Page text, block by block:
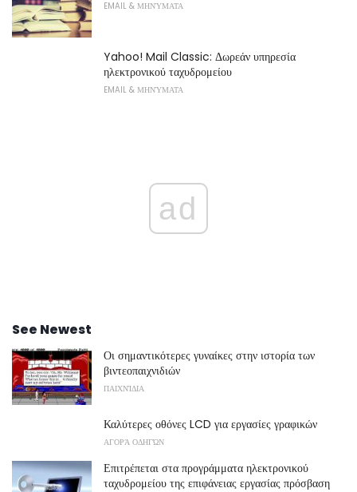
EMAIL & ΜΗΝΎΜΑΤΑ
Yahoo! Mail Classic: Δωρεάν υπηρεσία
ηλεκτρονικού ταχυδρομείου
EMAIL & ΜΗΝΎΜΑΤΑ
ad
See Newest
Οι σημαντικότερες γυναίκες στην ιστορία των
βιντεοπαιχνιδιών
ΠΑΙΧΝΊΔΙΑ
Καλύτερες οθόνες LCD για εργασίες γραφικών
ΑΓΟΡΆ ΟΔΗΓΏΝ
Επιτρέπεται στα προγράμματα ηλεκτρονικού
ταχυδρομείου της επιφάνειας εργασίας πρόσβαση